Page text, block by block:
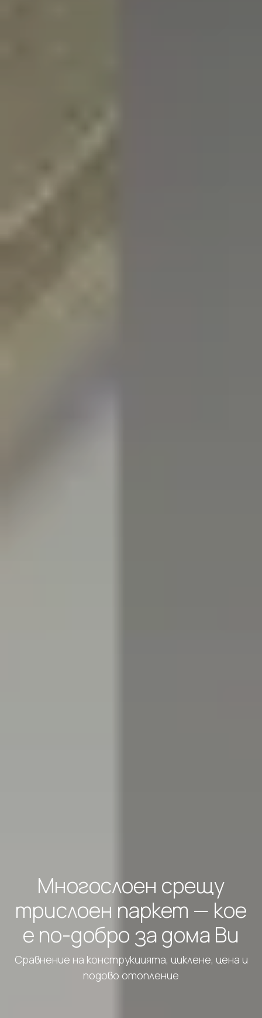
Многослоен срещу
трислоен паркет — кое
е по-добро за дома Ви
Сравнение на конструкцията, циклене, цена и
подово отопление